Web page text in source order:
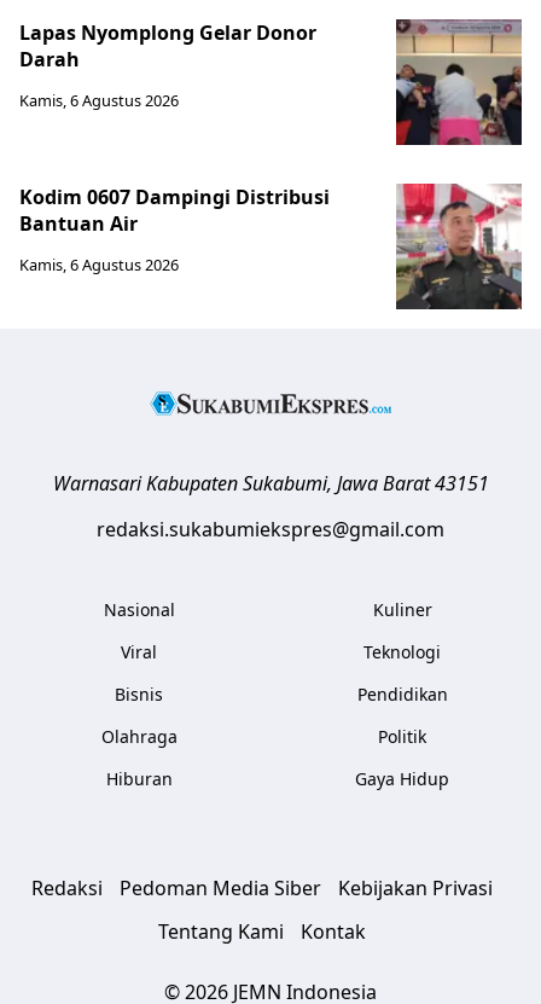
Lapas Nyomplong Gelar Donor
Darah
Kamis, 6 Agustus 2026
Kodim 0607 Dampingi Distribusi
Bantuan Air
Kamis, 6 Agustus 2026
Warnasari Kabupaten Sukabumi, Jawa Barat 43151
redaksi.sukabumiekspres@gmail.com
Nasional
Viral
Bisnis
Olahraga
Hiburan
Kuliner
Teknologi
Pendidikan
Politik
Gaya Hidup
Redaksi Pedoman Media Siber
Kebijakan Privasi
Tentang Kami
Kontak
© 2026 JEMN Indonesia